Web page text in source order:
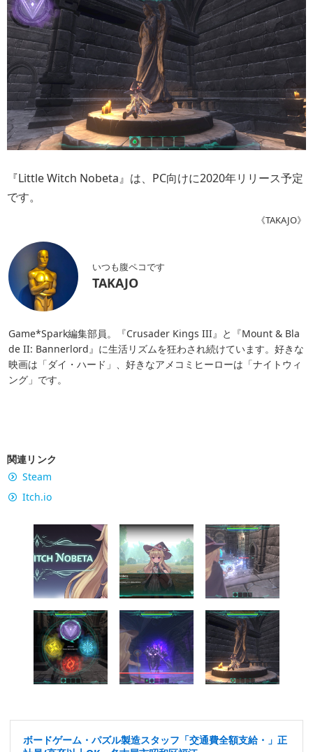
『Little Witch Nobeta』は、PC向けに2020年リリース予定
です。
《TAKAJO》
いつも腹ペコです
TAKAJO
Game*Spark編集部員。『Crusader Kings III』と『Mount & Bla
de II: Bannerlord』に生活リズムを狂わされ続けています。好きな
映画は「ダイ・ハード」、好きなアメコミヒーローは「ナイトウィ
ング」です。
関連リンク
Steam
Itch.io
ボードゲーム・パズル製造スタッフ「交通費全額支給・」正